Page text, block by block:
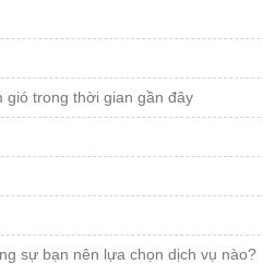
trong thời gian gần đây
sự bạn nên lựa chọn dịch vụ nào?